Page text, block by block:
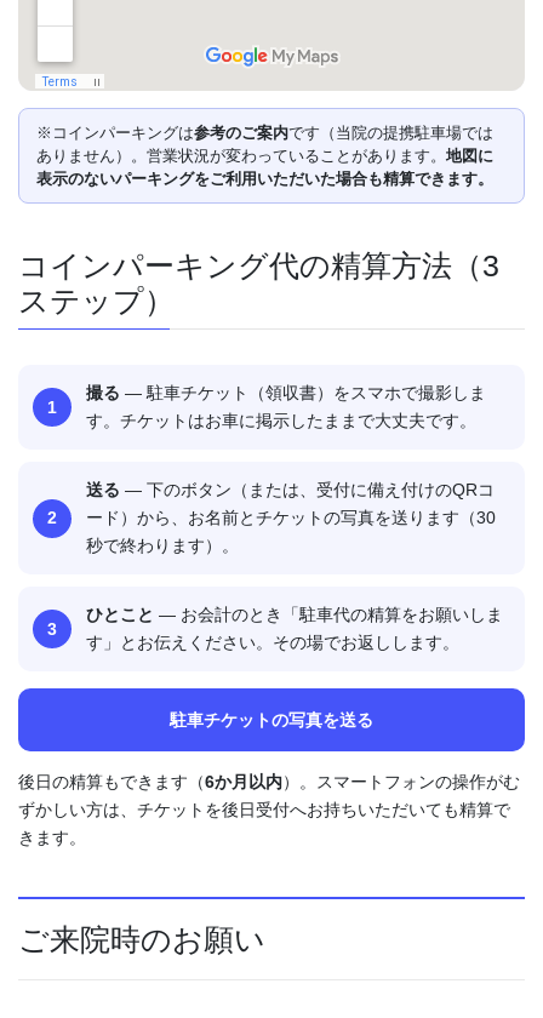
※コインパーキングは参考のご案内です（当院の提携駐車場では
ありません）。営業状況が変わっていることがあります。 地図に
表示のないパーキングをご利用いただいた場合も精算できます。
コインパーキング代の精算方法（3
ステップ）
撮る — 駐車チケット（領収書）をスマホで撮影しま
す。チケットはお車に掲示したままで大丈夫です。
送る — 下のボタン（または、受付に備え付けのQRコ
ード）から、お名前とチケットの写真を送ります（30
秒で終わります）。
ひとこと — お会計のとき「駐車代の精算をお願いしま
す」とお伝えください。その場でお返しします。
駐車チケットの写真を送る
後日の精算もできます（6か月以内）。スマートフォンの操作がむ
ずかしい方は、チケットを後日受付へお持ちいただいても精算で
きます。
ご来院時のお願い